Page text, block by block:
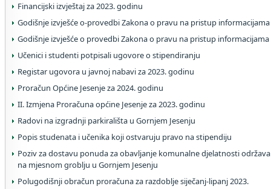
Financijski izvještaj za 2023. godinu
Godišnje izvješće o-provedbi Zakona o pravu na pristup
Godišnje izvješće o provedbi Zakona o pravu na pristup informacijama
Učenici i studenti potpisali ugovore o stipendiranju
Registar ugovora u javnoj nabavi za 2023. godinu
Proračun Općine Jesenje za 2024. godinu
II. Izmjena Proračuna općine Jesenje za 2023. godinu
Radovi na izgradnji parkirališta u Gornjem Jesenju
Popis studenata i učenika koji ostvaruju pravo na stipendiju
Poziv za dostavu ponuda za obavljanje komunalne djelatnosti
na mjesnom groblju u Gornjem Jesenju
Polugodišnji obračun proračuna za razdoblje siječanj-lipanj 2023.